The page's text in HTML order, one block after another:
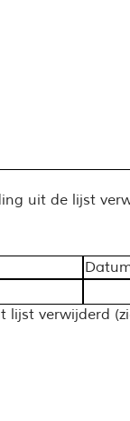
uit de lijst
verwijderd